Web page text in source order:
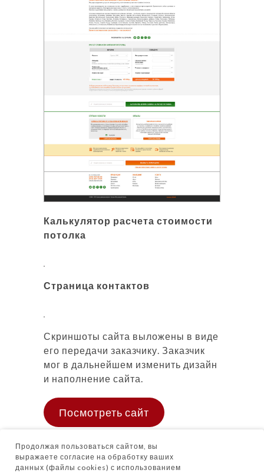
Калькулятор расчета стоимости
потолка
Страница контактов
Скриншоты сайта выложены в виде
его передачи заказчику. Заказчик
мог в дальнейшем изменить дизайн
и наполнение сайта.
Посмотреть сайт
Продолжая пользоваться сайтом, вы
выражаете согласие на обработку ваших
данных (файлы cookies) с использованием